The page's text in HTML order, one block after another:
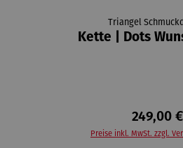
Triangel
Kette | Dots
249,00 €
Preise inkl. MwSt. zzgl.